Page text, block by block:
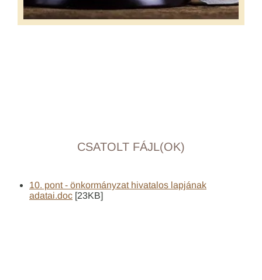
CSATOLT FÁJL(OK)
10. pont - önkormányzat hivatalos lapjának
adatai.doc [23KB]